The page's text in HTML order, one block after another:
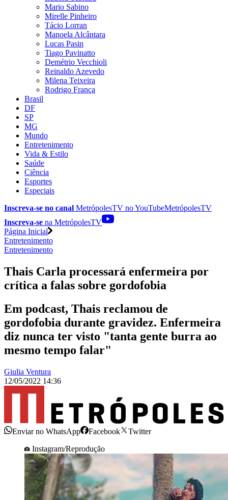
Mario Sabino
Mirelle Pinheiro
Tácio Lorran
Manoela Alcântara
Lucas Pasin
Tiago Pavinatto
Demétrio Vecchioli
Reinaldo Azevedo
Milena Teixeira
Rodrigo França
Brasil
DF
SP
MG
Mundo
Entretenimento
Vida & Estilo
Saúde
Ciência
Esportes
Especiais
Inscreva-se no canal MetrópolesTV noYouTubeMetrópolesTV
Inscreva-se na MetrópolesTV
Página Inicial
Entretenimento
Entretenimento
Thais Carla processará enfermeira por
crítica a falas sobre gordofobia
Em podcast, Thais reclamou de
gordofobia durante gravidez. Enfermeira
diz nunca ter visto "tanta gente burra ao
mesmo tempo falar"
Giulia Ventura
12/05/2022 14:36
Enviar no WhatsApp Facebook
Twitter
Instagram/Reprodução